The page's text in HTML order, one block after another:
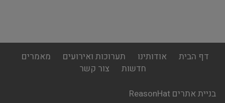
footer
menu
דף הבית אודותינו תערוכות ואירועים
מאמרים
חדשות
צור קשר
בניית אתרים ReasonHat